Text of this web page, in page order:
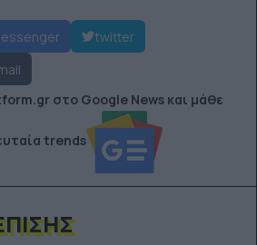
twitter
στο Google News και μάθε
trends